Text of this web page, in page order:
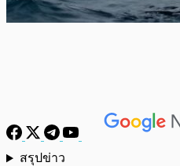
สรุปข่าว